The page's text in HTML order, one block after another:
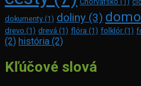
dokumenty (1) doliny (3)
drevo (1) drevá (1) flóra (1) folklór (1)
(2) história (2)
Kľúčové slová